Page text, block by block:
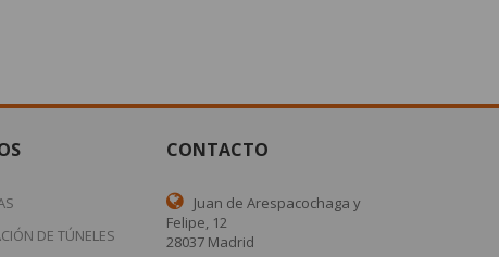
DE TÚNELES
CONTACTO
Juan de Arespacochaga y
Felipe, 12
28037 Madrid